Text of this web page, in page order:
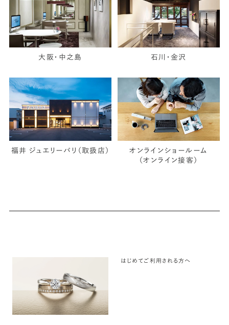
大阪・中之島 石川・金沢
福井 ジュエリーパリ（取扱店）
オンラインショールーム
（オンライン接客）
はじめてご利用される方へ